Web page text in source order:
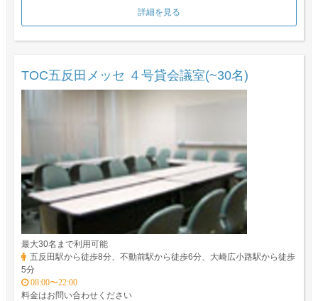
詳細を見る
TOC五反田メッセ ４号貸会議室(~30名)
最大30名まで利用可能
五反田駅から徒歩8分、不動前駅から徒歩6分、大崎広小路駅から徒歩
5分
08:00〜22:00
料金はお問い合わせください